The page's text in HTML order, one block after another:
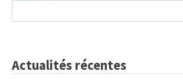
Actualités récentes